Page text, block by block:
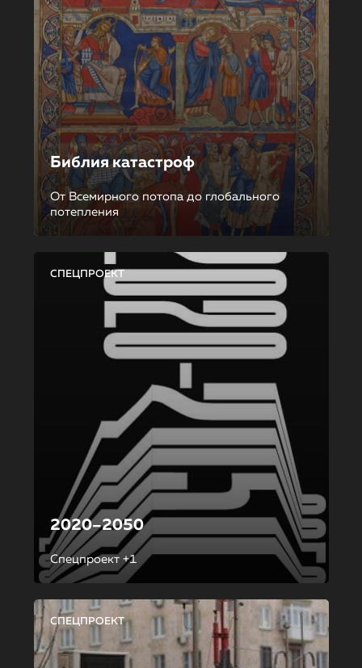
Библия катастроф
От Всемирного потопа до глобального
потепления
СПЕЦПРОЕКТ
2020–2050
Спецпроект +1
СПЕЦПРОЕКТ